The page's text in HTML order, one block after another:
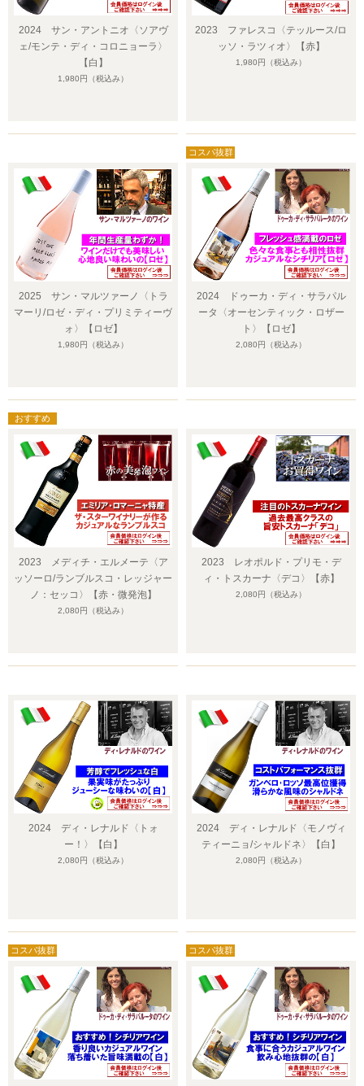
2024 サン・アントニオ〈ソアヴ
ェ/モンテ・ディ・コロニョーラ〉
【白】
1,980円 （税込み）
2023 ファレスコ〈テッルース/ロ
ッソ・ラツィオ〉【赤】
1,980円 （税込み）
2025 サン・マルツァーノ〈トラ
マーリ/ロゼ・ディ・プリミティーヴ
ォ〉【ロゼ】
1,980円 （税込み）
2024 ドゥーカ・ディ・サラパル
ータ〈オーセンティック・ロザー
ト〉【ロゼ】
2,080円 （税込み）
2023 メディチ・エルメーテ〈ア
ッソーロ/ランブルスコ・レッジャー
ノ：セッコ〉【赤・微発泡】
2,080円 （税込み）
2023 レオポルド・プリモ・デ
ィ・トスカーナ〈デコ〉【赤】
2,080円 （税込み）
2024 ディ・レナルド〈トォ
ー！〉【白】
2,080円 （税込み）
2024 ディ・レナルド〈モノヴィ
ティーニョ/シャルドネ〉【白】
2,080円 （税込み）